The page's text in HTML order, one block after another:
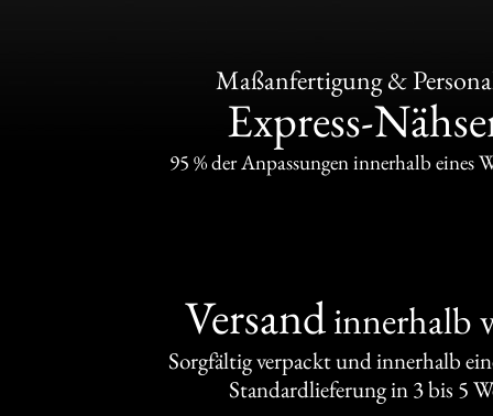
Maßanfertigung &
Express-
95 % der Anpassungen innerhalb eines
Versandinnerhalb
Sorgfältig verpackt und innerhalb
Standardlieferung in 3 bis 5